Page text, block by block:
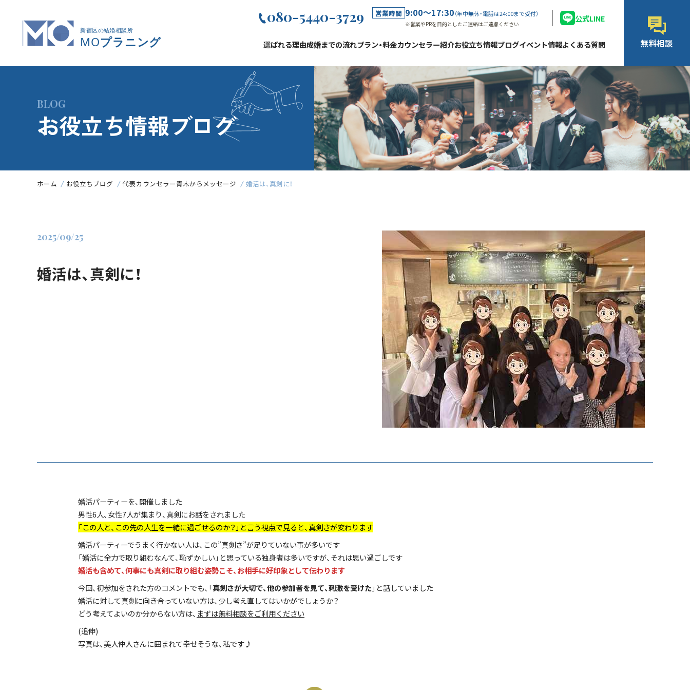
080-5440-3729 営業時間 9:00～17:30 （年中無休・電話は24:00まで受付）
※営業やPRを目的としたご連絡はご遠慮ください
公式LINE
選ばれる理由成婚までの流れプラン・料金カウンセラー紹介お役立ち情報ブログイベント情報よくある質問 無料相談
BLOG
お役立ち情報ブログ
ホーム お役立ちブログ 代表カウンセラー青木からメッセージ 婚活は、真剣に！
婚活は、真剣に！
2025/09/25
婚活パーティーを、開催しました
男性6人、女性7人が集まり、真剣にお話をされました
「この人と、この先の人生を一緒に過ごせるのか？」と言う視点で見ると、真剣さが変わります
婚活パーティーでうまく行かない人は、この”真剣さ”が足りていない事が多いです
「婚活に全力で取り組むなんて、恥ずかしい」と思っている独身者は多いですが、それは思い過ごしです
婚活も含めて、何事にも真剣に取り組む姿勢こそ、お相手に好印象として伝わります
今回、初参加をされた方のコメントでも、「真剣さが大切で、他の参加者を見て、刺激を受けた 」と話していました
婚活に対して真剣に向き合っていない方は、少し考え直してはいかがでしょうか？
どう考えてよいのか分からない方は、 まずは無料相談をご利用ください
(追伸)
写真は、美人仲人さんに囲まれて幸せそうな、私です♪